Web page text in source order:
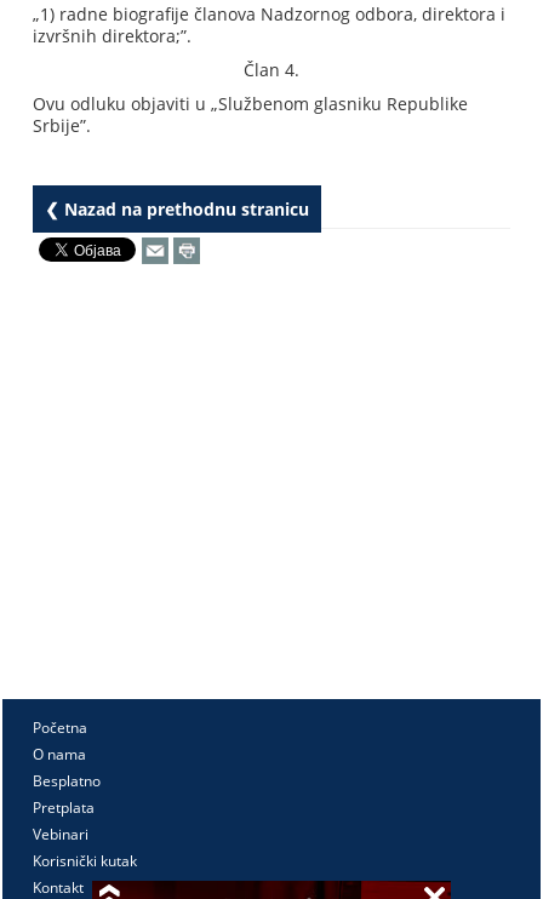
„1) radne biografije članova Nadzornog odbora, direktora i
izvršnih direktora;”.
Član 4.
Ovu odluku objaviti u „Službenom glasniku Republike
Srbije”.
❮ Nazad na prethodnu stranicu
Početna
O nama
Besplatno
Pretplata
Vebinari
Korisnički kutak
Kontakt